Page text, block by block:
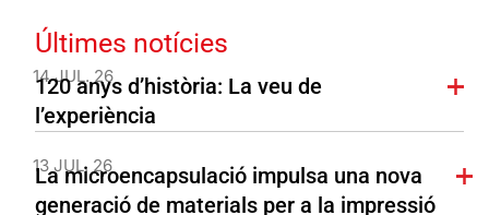
Últimes notícies
14 JUL. 26
120 anys d’història: La veu de
l’experiència
13 JUL. 26
La microencapsulació impulsa una nova
generació de materials per a la impressió